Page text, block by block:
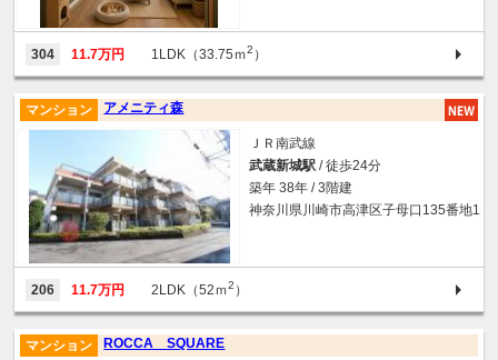
304 11.7万円 1LDK（33.75ｍ2 ）
アメニティ森
マンション
ＪＲ南武線
武蔵新城駅 / 徒歩24分
築年 38年 / 3階建
神奈川県川崎市高津区子母口135番地1
206 11.7万円 2LDK（52ｍ2 ）
ROCCA SQUARE
マンション